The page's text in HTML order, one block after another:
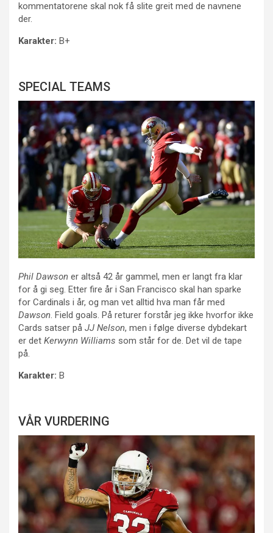
kommentatorene skal nok få slite greit med de navnene
der.
Karakter: B+
SPECIAL TEAMS
Phil Dawson er altså 42 år gammel, men er langt fra klar
for å gi seg. Etter fire år i San Francisco skal han sparke
for Cardinals i år, og man vet alltid hva man får med
Dawson. Field goals. På returer forstår jeg ikke hvorfor ikke
Cards satser på JJ Nelson, men i følge diverse dybdekart
er det Kerwynn Williams som står for de. Det vil de tape
på.
Karakter: B
VÅR VURDERING